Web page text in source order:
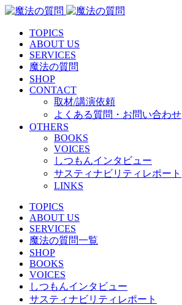
TOPICS
ABOUT US
SERVICES
魔法の質問
SHOP
CONTACT
取材/講演依頼
よくある質問・お問い合わせ
OTHERS
BOOKS
VOICES
しつもんインタビュー
サスティナビリティレポート
LINKS
TOPICS
ABOUT US
SERVICES
魔法の質問一覧
SHOP
BOOKS
VOICES
しつもんインタビュー
サスティナビリティレポート